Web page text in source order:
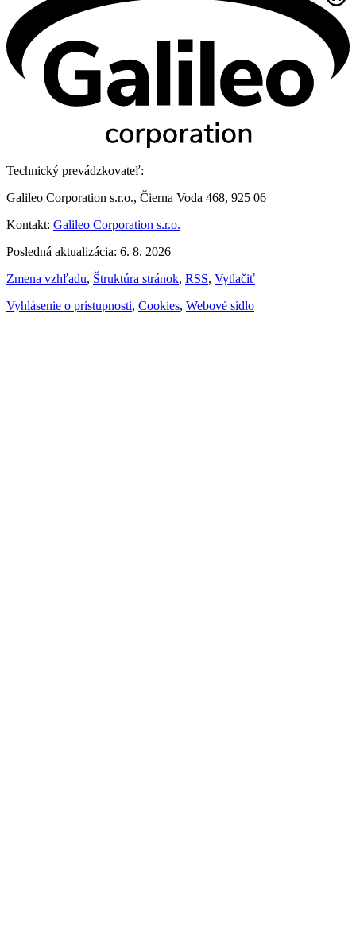
Technický prevádzkovateľ:
Galileo Corporation s.r.o., Čierna Voda 468, 925 06
Kontakt: Galileo Corporation s.r.o.
Posledná aktualizácia: 6. 8. 2026
Zmena vzhľadu, Štruktúra stránok, RSS, Vytlačiť
Vyhlásenie o prístupnosti, Cookies, Webové sídlo